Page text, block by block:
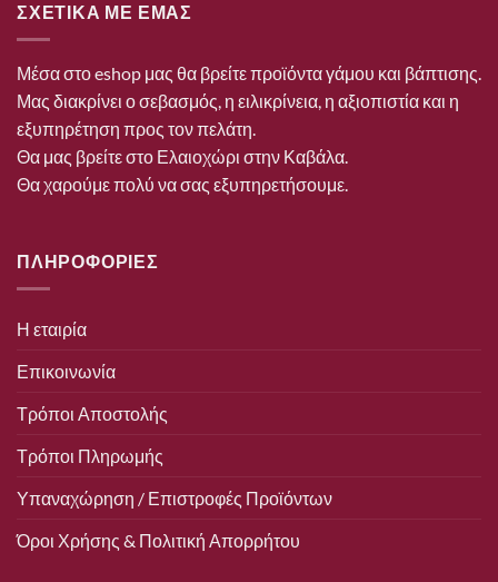
ΣΧΕΤΙΚΑ ΜΕ ΕΜΑΣ
Μέσα στο eshop μας θα βρείτε προϊόντα γάμου και βάπτισης.
Μας διακρίνει ο σεβασμός, η ειλικρίνεια, η αξιοπιστία και η
εξυπηρέτηση προς τον πελάτη.
Θα μας βρείτε στο Ελαιοχώρι στην Καβάλα.
Θα χαρούμε πολύ να σας εξυπηρετήσουμε.
ΠΛΗΡΟΦΟΡΙΕΣ
Η εταιρία
Επικοινωνία
Τρόποι Αποστολής
Τρόποι Πληρωμής
Υπαναχώρηση / Επιστροφές Προϊόντων
Όροι Χρήσης & Πολιτική Απορρήτου